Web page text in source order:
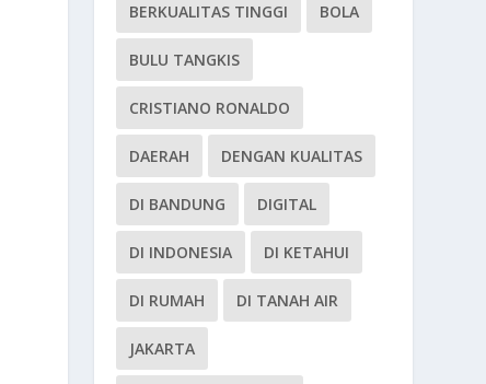
BERKUALITAS TINGGI BOLA
BULU TANGKIS
CRISTIANO RONALDO
DAERAH DENGAN KUALITAS
DI BANDUNG DIGITAL
DI INDONESIA DI KETAHUI
DI RUMAH DI TANAH AIR
JAKARTA